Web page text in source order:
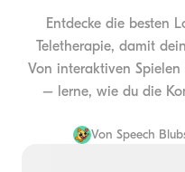
Entdecke die besten
Teletherapie, damit
Von interaktiven
– lerne, wie du die
Von Speech